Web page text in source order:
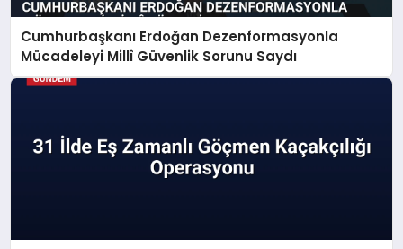
Cumhurbaşkanı Erdoğan Dezenformasyonla
Mücadeleyi Millî Güvenlik Sorunu Saydı